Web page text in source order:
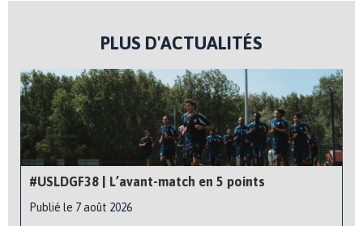
PLUS D'ACTUALITÉS
#USLDGF38 | L’avant-match en 5 points
Publié le 7 août 2026